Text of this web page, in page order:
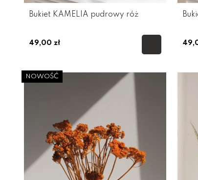
Bukiet KAMELIA pudrowy róż
49,00 zł
NOWOŚĆ